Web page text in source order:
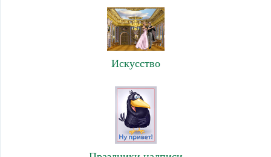
Искусство